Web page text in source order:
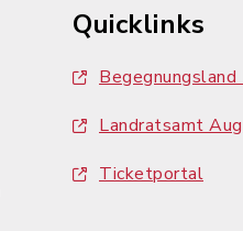
Quicklinks
Landratsamt
Ticketportal